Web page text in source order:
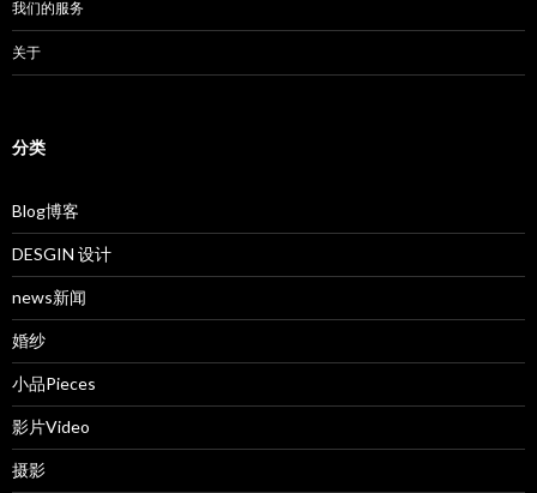
我们的服务
关于
分类
Blog博客
DESGIN 设计
news新闻
婚纱
小品Pieces
影片Video
摄影